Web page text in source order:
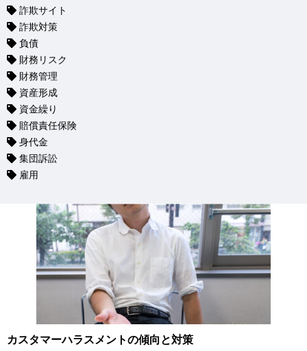
詐欺サイト
詐欺対策
負債
財務リスク
財務管理
資産形成
資金繰り
賠償責任保険
身代金
集団訴訟
雇用
カスタマーハラスメントの傾向と対策